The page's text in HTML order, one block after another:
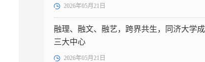
2026年05月21日
融理、融文、融艺，跨界共生，同济大学
三大中心
2026年05月21日